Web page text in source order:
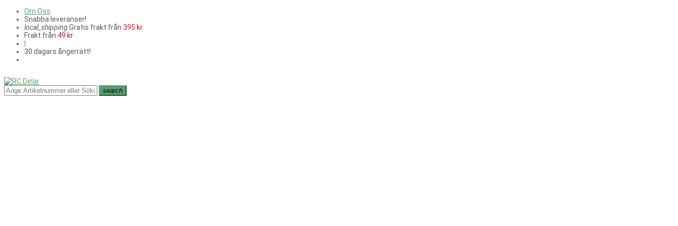
Om Oss
Snabba leveranser!
local_shippingGratis frakt från 395 kr
Frakt från 49 kr
30 dagars ångerrätt!
search